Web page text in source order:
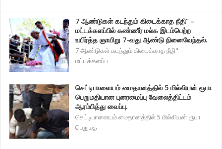
7 ஆண்டுகள் கடந்தும் கிடைக்காத நீதி" –
மட்டக்களப்பில் கண்ணீர் மல்க இடம்பெற்ற
உயிர்த்த ஞாயிறு 7-வது ஆண்டு நினைவேந்தல்.
7 ஆண்டுகள் கடந்தும் கிடைக்காத நீதி" –
மட்டக்களப்ப
செட்டிபாளையம் மைதானத்தில் 5 மில்லியன் ரூபா
பெறுமதியான புனரமைப்பு வேலைத்திட்டம்
ஆரம்பித்து வைப்பு.
செட்டிபாளையம் மைதானத்தில் 5 மில்லியன் ரூபா
பெறுமத